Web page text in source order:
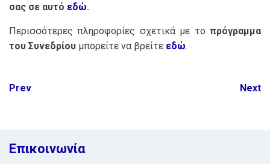
σας σε αυτό εδώ.
Περισσότερες πληροφορίες σχετικά με το πρόγραμμα
του Συνεδρίου μπορείτε να βρείτε εδώ.
Post
Prev Next
Επικοινωνία